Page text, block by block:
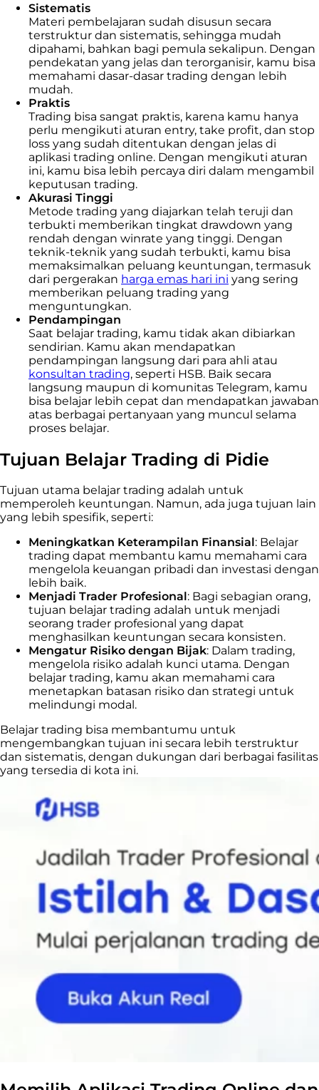
Sistematis
Materi pembelajaran sudah disusun secara
terstruktur dan sistematis, sehingga mudah
dipahami, bahkan bagi pemula sekalipun. Dengan
pendekatan yang jelas dan terorganisir, kamu bisa
memahami dasar-dasar trading dengan lebih
mudah.
Praktis
Trading bisa sangat praktis, karena kamu hanya
perlu mengikuti aturan entry, take profit, dan stop
loss yang sudah ditentukan dengan jelas di
aplikasi trading online. Dengan mengikuti aturan
ini, kamu bisa lebih percaya diri dalam mengambil
keputusan trading.
Akurasi Tinggi
Metode trading yang diajarkan telah teruji dan
terbukti memberikan tingkat drawdown yang
rendah dengan winrate yang tinggi. Dengan
teknik-teknik yang sudah terbukti, kamu bisa
memaksimalkan peluang keuntungan, termasuk
dari pergerakan harga emas hari ini yang sering
memberikan peluang trading yang
menguntungkan.
Pendampingan
Saat belajar trading, kamu tidak akan dibiarkan
sendirian. Kamu akan mendapatkan
pendampingan langsung dari para ahli atau
konsultan trading, seperti HSB. Baik secara
langsung maupun di komunitas Telegram, kamu
bisa belajar lebih cepat dan mendapatkan jawaban
atas berbagai pertanyaan yang muncul selama
proses belajar.
Tujuan Belajar Trading di Pidie
Tujuan utama belajar trading adalah untuk
memperoleh keuntungan. Namun, ada juga tujuan lain
yang lebih spesifik, seperti:
Meningkatkan Keterampilan Finansial: Belajar
trading dapat membantu kamu memahami cara
mengelola keuangan pribadi dan investasi dengan
lebih baik.
Menjadi Trader Profesional: Bagi sebagian orang,
tujuan belajar trading adalah untuk menjadi
seorang trader profesional yang dapat
menghasilkan keuntungan secara konsisten.
Mengatur Risiko dengan Bijak: Dalam trading,
mengelola risiko adalah kunci utama. Dengan
belajar trading, kamu akan memahami cara
menetapkan batasan risiko dan strategi untuk
melindungi modal.
Belajar trading bisa membantumu untuk
mengembangkan tujuan ini secara lebih terstruktur
dan sistematis, dengan dukungan dari berbagai fasilitas
yang tersedia di kota ini.